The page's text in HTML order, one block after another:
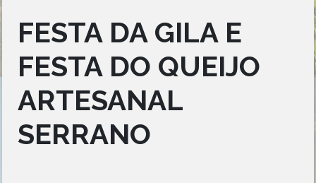
FESTA DA GILA E
FESTA DO QUEIJO
ARTESANAL
SERRANO